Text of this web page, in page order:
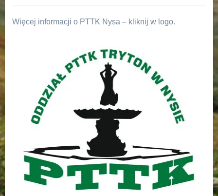
Więcej informacji o PTTK Nysa – kliknij w logo.